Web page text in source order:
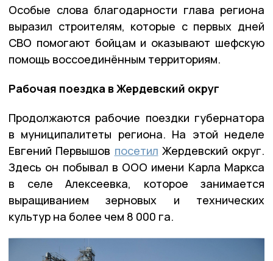
Особые слова благодарности глава региона
выразил строителям, которые с первых дней
СВО помогают бойцам и оказывают шефскую
помощь воссоединённым территориям.
Рабочая поездка в Жердевский округ
Продолжаются рабочие поездки губернатора
в муниципалитеты региона. На этой неделе
Евгений Первышов посетил Жердевский округ.
Здесь он побывал в ООО имени Карла Маркса
в селе Алексеевка, которое занимается
выращиванием зерновых и технических
культур на более чем 8 000 га.